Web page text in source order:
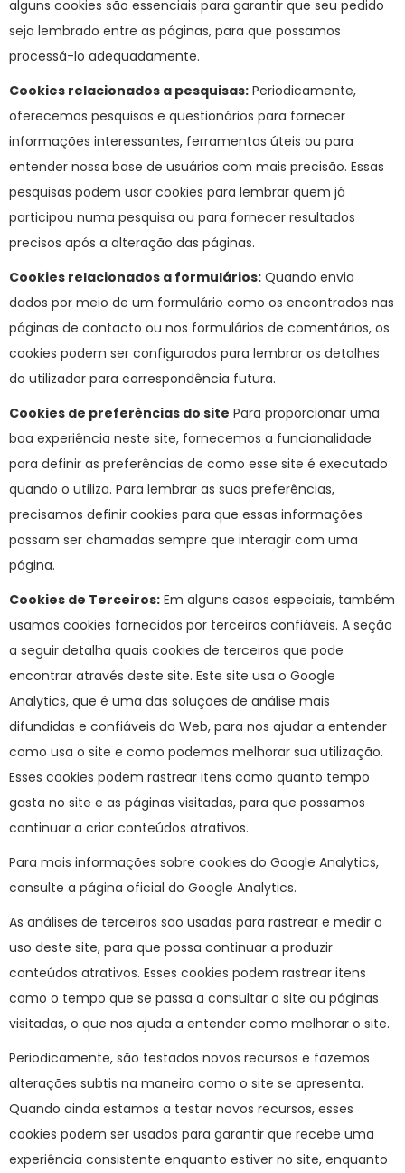
alguns cookies são essenciais para garantir que seu pedido
seja lembrado entre as páginas, para que possamos
processá-lo adequadamente.
Cookies relacionados a pesquisas: Periodicamente,
oferecemos pesquisas e questionários para fornecer
informações interessantes, ferramentas úteis ou para
entender nossa base de usuários com mais precisão. Essas
pesquisas podem usar cookies para lembrar quem já
participou numa pesquisa ou para fornecer resultados
precisos após a alteração das páginas.
Cookies relacionados a formulários: Quando envia
dados por meio de um formulário como os encontrados nas
páginas de contacto ou nos formulários de comentários, os
cookies podem ser configurados para lembrar os detalhes
do utilizador para correspondência futura.
Cookies de preferências do site Para proporcionar uma
boa experiência neste site, fornecemos a funcionalidade
para definir as preferências de como esse site é executado
quando o utiliza. Para lembrar as suas preferências,
precisamos definir cookies para que essas informações
possam ser chamadas sempre que interagir com uma
página.
Cookies de Terceiros: Em alguns casos especiais, também
usamos cookies fornecidos por terceiros confiáveis. A seção
a seguir detalha quais cookies de terceiros que pode
encontrar através deste site. Este site usa o Google
Analytics, que é uma das soluções de análise mais
difundidas e confiáveis da Web, para nos ajudar a entender
como usa o site e como podemos melhorar sua utilização.
Esses cookies podem rastrear itens como quanto tempo
gasta no site e as páginas visitadas, para que possamos
continuar a criar conteúdos atrativos.
Para mais informações sobre cookies do Google Analytics,
consulte a página oficial do Google Analytics.
As análises de terceiros são usadas para rastrear e medir o
uso deste site, para que possa continuar a produzir
conteúdos atrativos. Esses cookies podem rastrear itens
como o tempo que se passa a consultar o site ou páginas
visitadas, o que nos ajuda a entender como melhorar o site.
Periodicamente, são testados novos recursos e fazemos
alterações subtis na maneira como o site se apresenta.
Quando ainda estamos a testar novos recursos, esses
cookies podem ser usados para garantir que recebe uma
experiência consistente enquanto estiver no site, enquanto